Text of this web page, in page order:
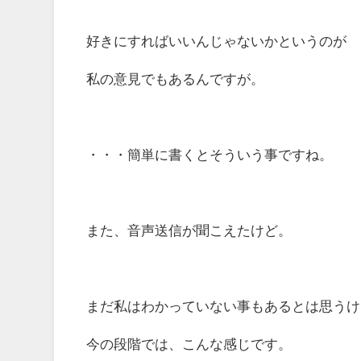
好きにすればいいんじゃないかというのが
私の意見でもあるんですが。
・・・簡単に書くとそういう事ですね。
また、音声送信が聞こえたけど。
まだ私はわかっていない事もあるとは思う
今の段階では、こんな感じです。